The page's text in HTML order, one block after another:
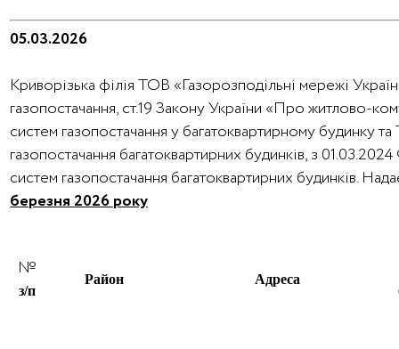
05.03.2026
Криворізька філія ТОВ «Газорозподільні мережі
газопостачання, ст.19 Закону України «Про житлово-
систем газопостачання у багатоквартирному будинку
газопостачання багатоквартирних будинків, з
систем газопостачання багатоквартирних будинків.
березня 2026 року
№
з/п
Район Адреса